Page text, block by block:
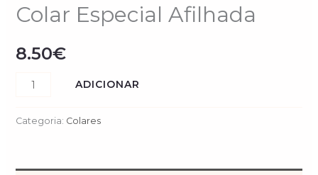
Colar Especial Afilhada
8.50€
Especial
Afilhada
ADICIONAR
Categoria: Colares